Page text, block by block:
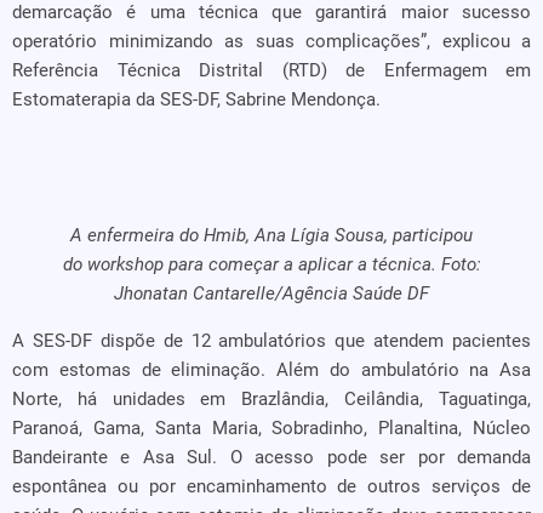
demarcação é uma técnica que garantirá maior sucesso
operatório minimizando as suas complicações”, explicou a
Referência Técnica Distrital (RTD) de Enfermagem em
Estomaterapia da SES-DF, Sabrine Mendonça.
A enfermeira do Hmib, Ana Lígia Sousa, participou
do workshop para começar a aplicar a técnica. Foto:
Jhonatan Cantarelle/Agência Saúde DF
A SES-DF dispõe de 12 ambulatórios que atendem pacientes
com estomas de eliminação. Além do ambulatório na Asa
Norte, há unidades em Brazlândia, Ceilândia, Taguatinga,
Paranoá, Gama, Santa Maria, Sobradinho, Planaltina, Núcleo
Bandeirante e Asa Sul. O acesso pode ser por demanda
espontânea ou por encaminhamento de outros serviços de